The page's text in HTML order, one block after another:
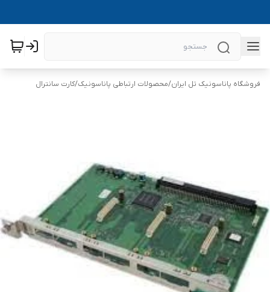
فروشگاه پاناسونیک تل ایران/محصولات ارتباطی پاناسونیک/کارت سانترال